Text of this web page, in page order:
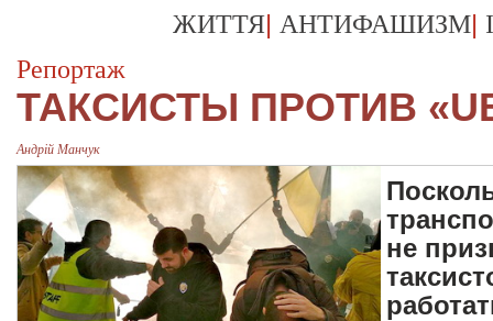
ЖИТТЯ| АНТИФАШИЗМ|
Репортаж
ТАКСИСТЫ ПРОТИВ
Андрiй Манчук
не